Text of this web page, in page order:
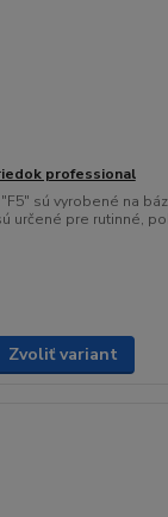
professional
sú vyrobené na
určené pre rutinné,
Zvoliť variant